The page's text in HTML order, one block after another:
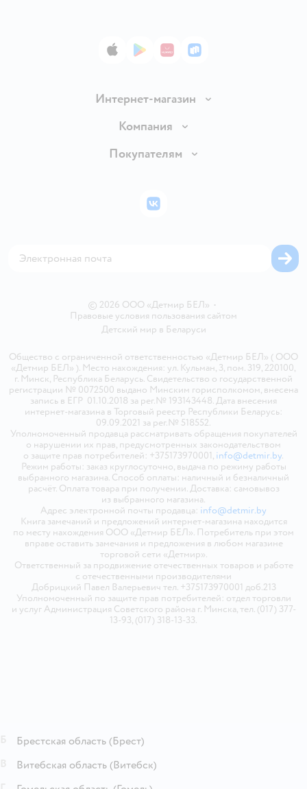
App StoreGoogle Play
AppGallery
RuStore
Интернет-магазин
Доставка и оплата
Правила продажи
Политика использования файлов cookie
Компания
Вакансии
Покупателям
Бонусные карты
© 2026 ООО «Детмир БЕЛ» •
Правовые условия пользования сайтом
Детский мир в Беларуси
Общество с ограниченной ответственностью «Детмир БЕЛ» ( ООО
«Детмир БЕЛ» ). Место нахождения: ул. Кульман, 3, пом. 319, 220100,
г. Минск, Республика Беларусь. Свидетельство о государственной
регистрации № 0072500 выдано Минским горисполкомом, внесена
запись в ЕГР 01.10.2018 за рег.№ 193143448. Дата внесения
интернет-магазина в Торговый реестр Республики Беларусь:
09.09.2021 за рег.№ 518552.
Уполномоченный продавца рассматривать обращения покупателей
о нарушении их прав, предусмотренных законодательством
о защите прав потребителей: +375173970001, info@detmir.by.
Режим работы: заказ круглосуточно, выдача по режиму работы
выбранного магазина. Способ оплаты: наличный и безналичный
расчёт. Оплата товара при получении. Доставка: самовывоз
из выбранного магазина.
Адрес электронной почты продавца: info@detmir.by
Книга замечаний и предложений интернет-магазина находится
по месту нахождения ООО «Детмир БЕЛ». Потребитель при этом
вправе оставить замечания и предложения в любом магазине
торговой сети «Детмир».
Ответственный за продвижение отечественных товаров и работе
с отечественными производителями
Добрицкий Павел Валерьевич тел. +375173970001 доб.213
Уполномоченный по защите прав потребителей: отдел торговли
и услуг Администрация Советского района г. Минска, тел. (017) 377-
13-93, (017) 318-13-33.
ВКонтакте
Брестская область (Брест)
Витебская область (Витебск)